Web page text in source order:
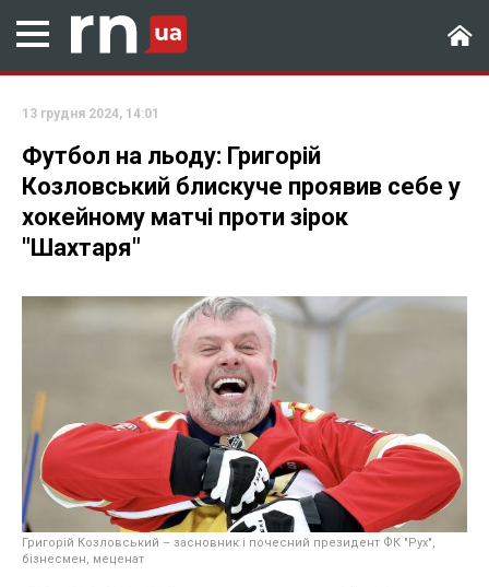
13 грудня 2024, 14:01
Футбол на льоду: Григорій
Козловський блискуче проявив себе у
хокейному матчі проти зірок
"Шахтаря"
Григорій Козловський – засновник і почесний президент ФК "Рух",
бізнесмен, меценат